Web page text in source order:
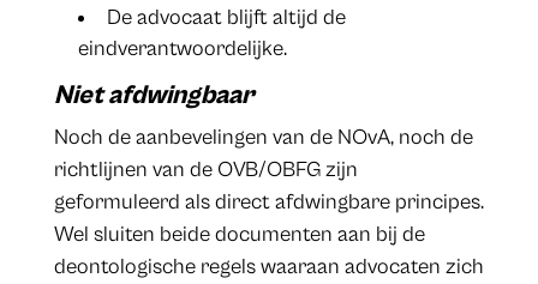
De advocaat blijft altijd de
eindverantwoordelijke.
Niet afdwingbaar
Noch de aanbevelingen van de NOvA, noch de
richtlijnen van de OVB/OBFG zijn
geformuleerd als direct afdwingbare principes.
Wel sluiten beide documenten aan bij de
deontologische regels waaraan advocaten zich